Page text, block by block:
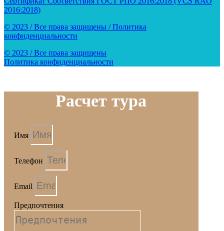
2016:2018)
© 2023 / Все права защищены / Политика
конфиденциальности
© 2023 / Все права защищены
Политика конфиденциальности
Расчет тура
Имя
Телефон
Email
Предпочтения